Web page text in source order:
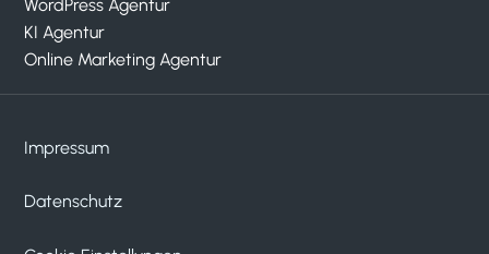
WordPress Agentur
KI Agentur
Online Marketing Agentur
Impressum
Datenschutz
Kundenbewertungen und Erfahrungen zu